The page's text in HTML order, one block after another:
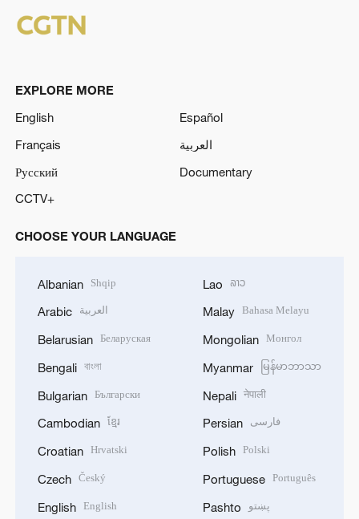
EXPLORE MORE
English
Español
Français
العربية
Русский
Documentary
CCTV+
CHOOSE YOUR LANGUAGE
Albanian Shqip
Arabic العربية
Belarusian Беларуская
Bengali বাংলা
Bulgarian Български
Cambodian ខ្មែរ
Croatian Hrvatski
Czech Český
English English
Lao ລາວ
Malay Bahasa Melayu
Mongolian Монгол
Myanmar မြန်မာဘာသာ
Nepali नेपाली
Persian فارسی
Polish Polski
Portuguese Português
Pashto پښتو